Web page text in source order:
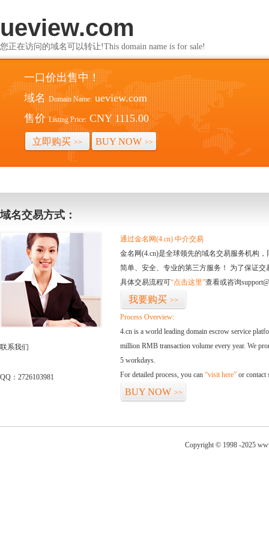
ueview.com
您正在访问的域名可以转让!This domain name is for sale!
一口价出售中！
域名 Domain Name: ueview.com
售价 Listing Price: CNY 1115.00
立即购买 >> BUY NOW >>
域名交易方式：
联系我们
QQ：2726103981
通过金名网(4.cn) 中介交易
金名网(4.cn)是全球领先的域名交易服务机构
简单、安全、专业的第三方服务！ 为了保证
具体交易流程可“点击这里”查看或咨询
我要购买 >>
Process Overview:
4.cn is a world leading domain escrow service
million RMB transaction volume every year. We
5 workdays.
For detailed process, you can “visit here” or contact
BUY NOW >>
Copyright © 1998 -2025